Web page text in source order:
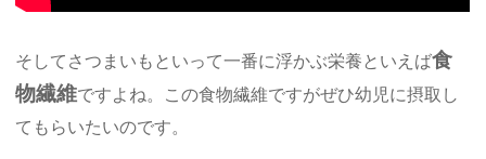
そしてさつまいもといって一番に浮かぶ栄養といえば食
物繊維ですよね。この食物繊維ですがぜひ幼児に摂取し
てもらいたいのです。